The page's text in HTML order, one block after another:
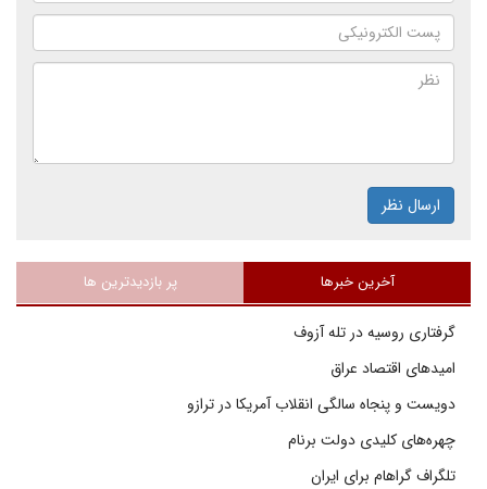
ارسال نظر
آخرین خبرها پر بازدیدترین ها
گرفتاری روسیه در تله آزوف
امیدهای اقتصاد عراق
دویست و پنجاه سالگی انقلاب آمریکا در ترازو
چهره‌های کلیدی دولت برنام
تلگراف گراهام برای ایران